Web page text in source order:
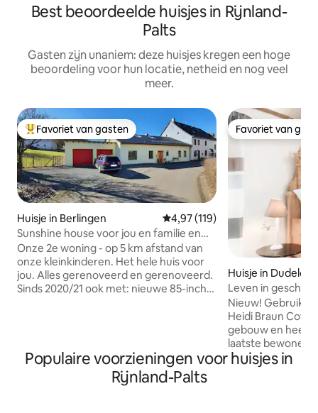
Best beoordeelde huisjes in Rijnland-
Palts
Gasten zijn unaniem: deze huisjes kregen een hoge
beoordeling voor hun locatie, netheid en nog veel
meer.
Topfavoriet van gasten
Favoriet van gasten
Huisje in Berlingen Gemiddelde beoordeling van
4,97 (119)
Sunshine house voor jou en familie en
vrienden
Onze 2e woning - op 5 km afstand van
onze kleinkinderen. Het hele huis voor
jou. Alles gerenoveerd en gerenoveerd.
Sinds 2020/21 ook met: nieuwe 85-inch
"doorgaand verkeer" en super rustig. 10
minuten om Gerolstein te bereiken en
toch zo centraal dat er tal van
Favoriet van
Favoriet van
Huisje in
Leven in
Cottage
Nieuw! Gebruik
Heidi Braun
gebouw en heeft
laatste bewoner
jaar woont voor
renovatie
Populaire voorzieningen voor huisjes in
Rijnland-Palts